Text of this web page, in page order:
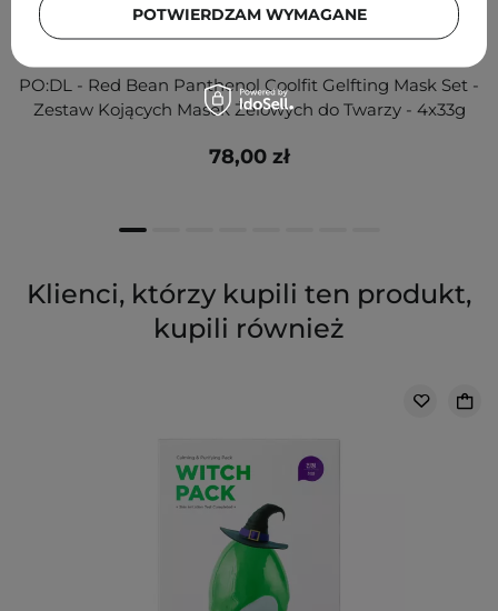
PO:DL - Red Bean Panthenol Coolfit Gelfting Mask Set -
Zestaw Kojących Masek Żelowych do Twarzy - 4x33g
78,00 zł
Klienci, którzy kupili ten produkt,
kupili również
POTWIERDZAM WYMAGANE